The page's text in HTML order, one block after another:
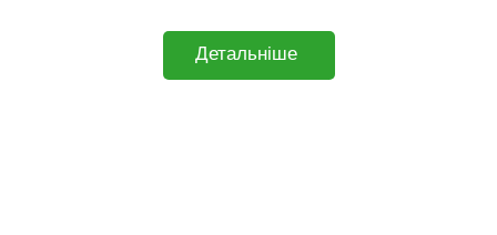
Детальніше